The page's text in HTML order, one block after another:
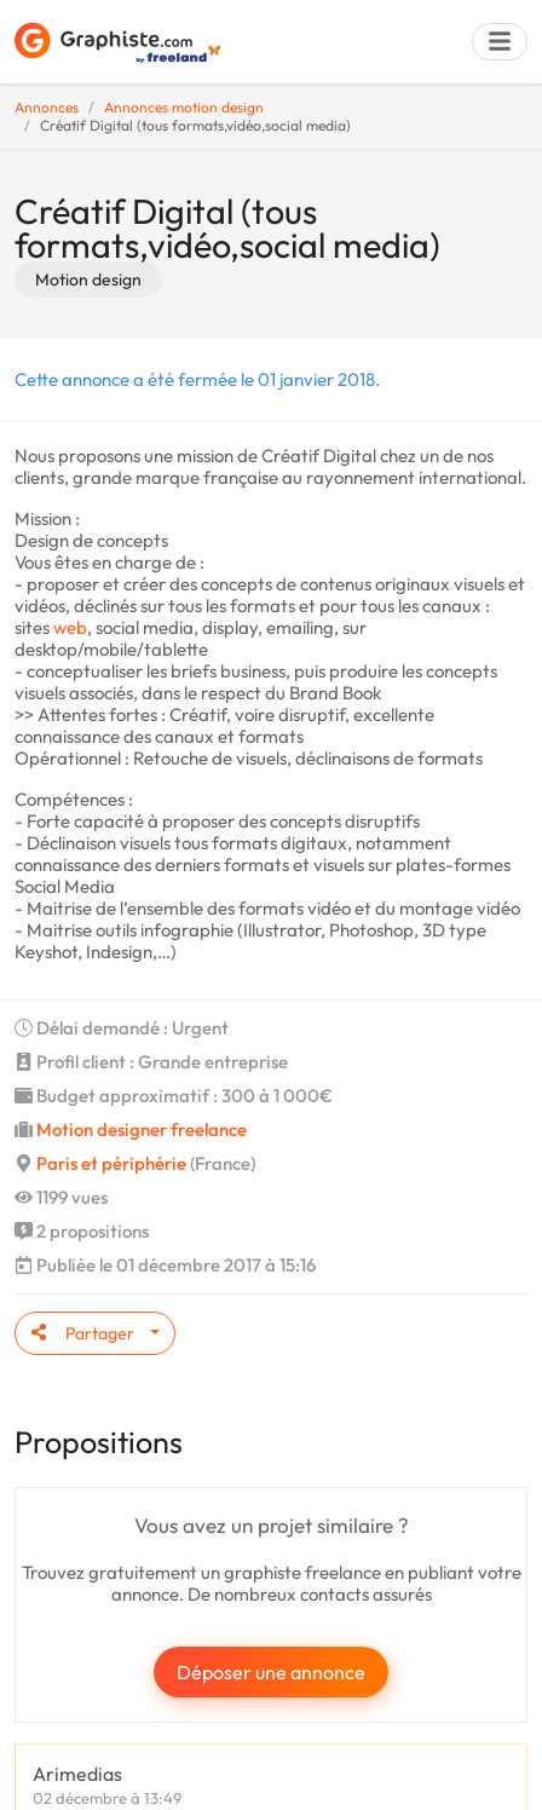
Annonces
Annonces motion design
Créatif Digital (tous formats,vidéo,social media)
Créatif Digital (tous
formats,vidéo,social media)
Motion design
Cette annonce a été fermée le 01 janvier 2018.
Nous proposons une mission de Créatif Digital chez un de nos
clients, grande marque française au rayonnement international.
Mission :
Design de concepts
Vous êtes en charge de :
- proposer et créer des concepts de contenus originaux visuels et
vidéos, déclinés sur tous les formats et pour tous les canaux :
sitesweb, social media, display, emailing, sur
desktop/mobile/tablette
- conceptualiser les briefs business, puis produire les concepts
visuels associés, dans le respect du Brand Book
>> Attentes fortes : Créatif, voire disruptif, excellente
connaissance des canaux et formats
Opérationnel : Retouche de visuels, déclinaisons de formats
Compétences :
- Forte capacité à proposer des concepts disruptifs
- Déclinaison visuels tous formats digitaux, notamment
connaissance des derniers formats et visuels sur plates-formes
Social Media
- Maitrise de l’ensemble des formats vidéo et du montage vidéo
- Maitrise outils infographie (Illustrator, Photoshop, 3D type
Keyshot, Indesign,…)
Délai demandé : Urgent
Profil client : Grande entreprise
Budget approximatif : 300 à 1 000€
Motion designer freelance
Paris et périphérie(France)
1199 vues
2 propositions
Publiée le 01 décembre 2017 à 15:16
Partager
Propositions
Vous avez un projet similaire ?
Trouvez gratuitement un graphiste freelance en publiant votre
annonce. De nombreux contacts assurés
Déposer une annonce
Arimedias
02 décembre à 13:49